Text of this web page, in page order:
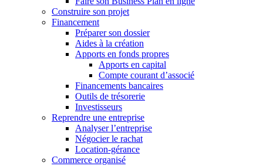
Construire son projet
Financement
Préparer son dossier
Aides à la création
Apports en fonds propres
Apports en capital
Compte courant d’associé
Financements bancaires
Outils de trésorerie
Investisseurs
Reprendre une entreprise
Analyser l’entreprise
Négocier le rachat
Location-gérance
Commerce organisé